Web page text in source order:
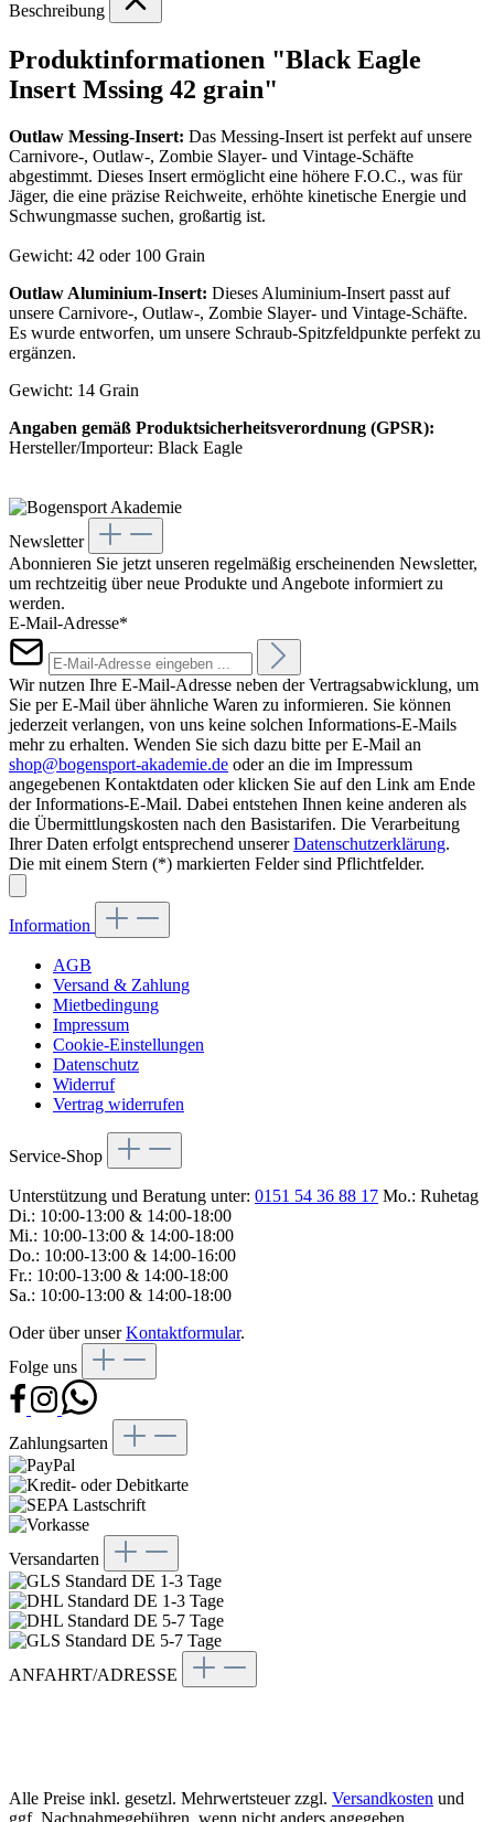
Beschreibung
Produktinformationen "Black Eagle
Insert Mssing 42 grain"
Outlaw Messing-Insert: Das Messing-Insert ist perfekt auf unsere
Carnivore-, Outlaw-, Zombie Slayer- und Vintage-Schäfte
abgestimmt. Dieses Insert ermöglicht eine höhere F.O.C., was für
Jäger, die eine präzise Reichweite, erhöhte kinetische Energie und
Schwungmasse suchen, großartig ist.
Gewicht: 42 oder 100 Grain
Outlaw Aluminium-Insert: Dieses Aluminium-Insert passt auf
unsere Carnivore-, Outlaw-, Zombie Slayer- und Vintage-Schäfte.
Es wurde entworfen, um unsere Schraub-Spitzfeldpunkte perfekt zu
ergänzen.
Gewicht: 14 Grain
Angaben gemäß Produktsicherheitsverordnung (GPSR):
Hersteller/Importeur: Black Eagle
Newsletter
Abonnieren Sie jetzt unseren regelmäßig erscheinenden Newsletter,
um rechtzeitig über neue Produkte und Angebote informiert zu
werden.
E-Mail-Adresse*
Wir nutzen Ihre E-Mail-Adresse neben der Vertragsabwicklung, um
Sie per E-Mail über ähnliche Waren zu informieren. Sie können
jederzeit verlangen, von uns keine solchen Informations-E-Mails
mehr zu erhalten. Wenden Sie sich dazu bitte per E-Mail an
shop@bogensport-akademie.de oder an die im Impressum
angegebenen Kontaktdaten oder klicken Sie auf den Link am Ende
der Informations-E-Mail. Dabei entstehen Ihnen keine anderen als
die Übermittlungskosten nach den Basistarifen. Die Verarbeitung
Ihrer Daten erfolgt entsprechend unsererDatenschutzerklärung.
Die mit einem Stern (*) markierten Felder sind Pflichtfelder.
Information
AGB
Versand & Zahlung
Mietbedingung
Impressum
Cookie-Einstellungen
Datenschutz
Widerruf
Vertrag widerrufen
Service-Shop
Unterstützung und Beratung unter: 0151 54 36 88 17 Mo.: Ruhetag
Di.: 10:00-13:00 & 14:00-18:00
Mi.: 10:00-13:00 & 14:00-18:00
Do.: 10:00-13:00 & 14:00-16:00
Fr.: 10:00-13:00 & 14:00-18:00
Sa.: 10:00-13:00 & 14:00-18:00
Oder über unserKontaktformular.
Folge uns
Zahlungsarten
Versandarten
ANFAHRT/ADRESSE
Alle Preise inkl. gesetzl. Mehrwertsteuer zzgl. Versandkosten und